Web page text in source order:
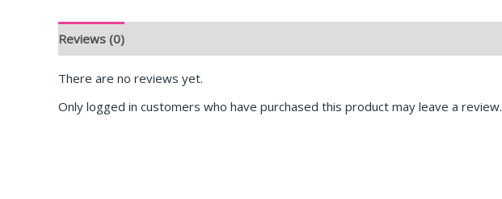
Reviews (0)
There are no reviews yet.
Only logged in customers who have purchased this product may leave a review.